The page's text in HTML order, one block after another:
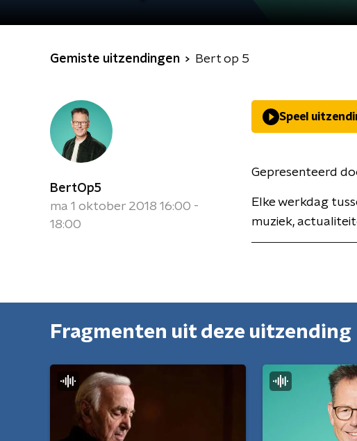
Gemiste uitzendingen Bert op 5
BertOp5
ma 1 oktober 2018 16:00 -
18:00
Speel
Gepresenteerd
Elke werkdag
muziek,
Fragmenten uit deze uitzending